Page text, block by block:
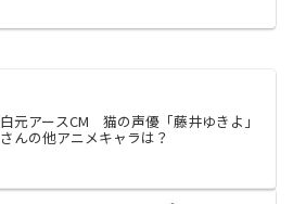
白元アースCM 猫の声優「藤井ゆきよ」
さんの他アニメキャラは？